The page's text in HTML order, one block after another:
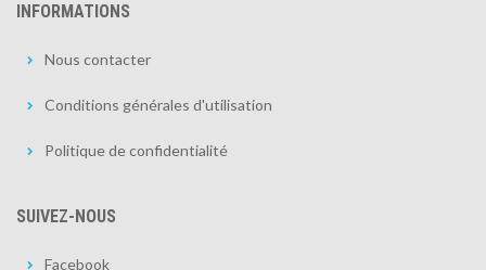
INFORMATIONS
Nous contacter
Conditions générales d'utilisation
Politique de confidentialité
SUIVEZ-NOUS
Facebook